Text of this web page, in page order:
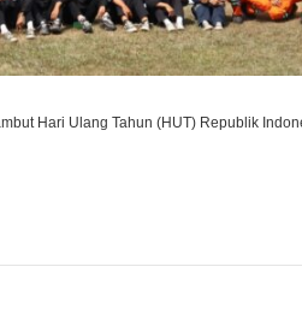
Hari Ulang Tahun (HUT) Republik